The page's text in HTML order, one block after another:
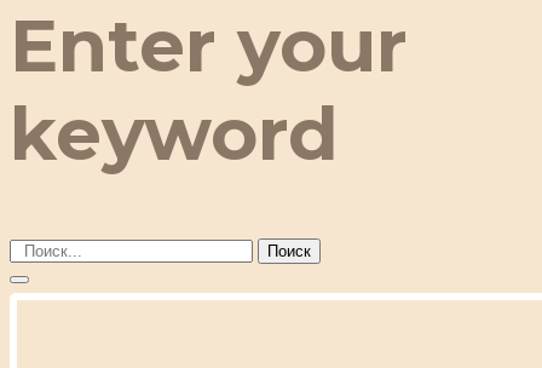
Enter your
keyword
Поиск